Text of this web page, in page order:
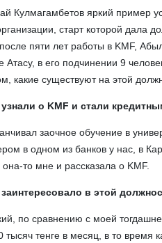
Кулмагамбетов яркий пример
старт которой дала
пяти лет работы в KMF,
Атасу, в его подчинении 9
какие существуют на этой
о KMF и стали
заочное обучение в
в одном из банков у нас, в
то мне и рассказала о KMF.
в этой
по сравнению с моей
тысяч тенге в месяц, в то время